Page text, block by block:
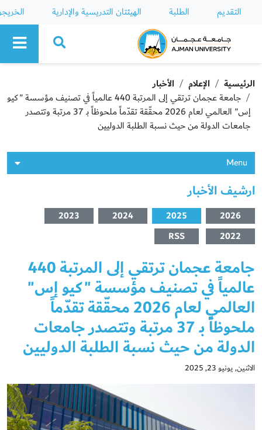
التقديم الطلبة الهيئتان التدريسية والإدارية
Ajman University
الرئيسية الإعلام
الأخبار
جامعة عجمان ترتقي إلى المرتبة 440 عالمياً في تصنيف مؤسسة "كيو
إس" العالمي لعام 2026 محقّقة تقدّماً ملحوظاً بـ 37 مرتبة وتتصدر
جامعات الدولة من حيث نسبة الطلبة الدوليين
Menu
ارشيف الأخبار
2026
2025
2024
2023
2022
RSS
جامعة عجمان ترتقي إلى المرتبة 440
عالمياً في تصنيف مؤسسة "كيو إس"
العالمي لعام 2026 محقّقة تقدّماً
ملحوظاً بـ 37 مرتبة وتتصدر جامعات
الدولة من حيث نسبة الطلبة الدوليين
الاثنين, يونيو 23, 2025